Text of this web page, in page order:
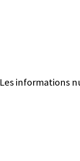
Les informations